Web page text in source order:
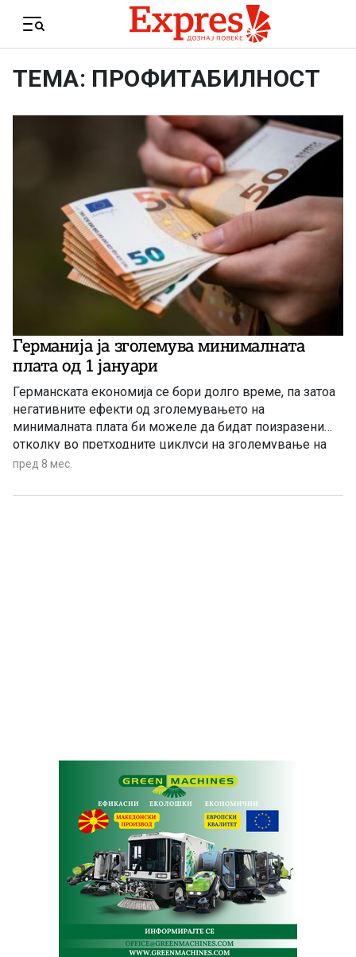
Menu
ТЕМА: ПРОФИТАБИЛНОСТ
Германија ја зголемува минималната
плата од 1 јануари
Германската економија се бори долго време, па затоа
негативните ефекти од зголемувањето на
минималната плата би можеле да бидат поизразени
отколку во претходните циклуси на зголемување на
минималната плата.
пред 8 мес.